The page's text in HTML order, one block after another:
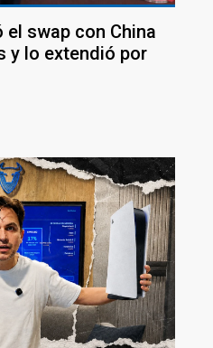
el swap con China
y lo extendió por